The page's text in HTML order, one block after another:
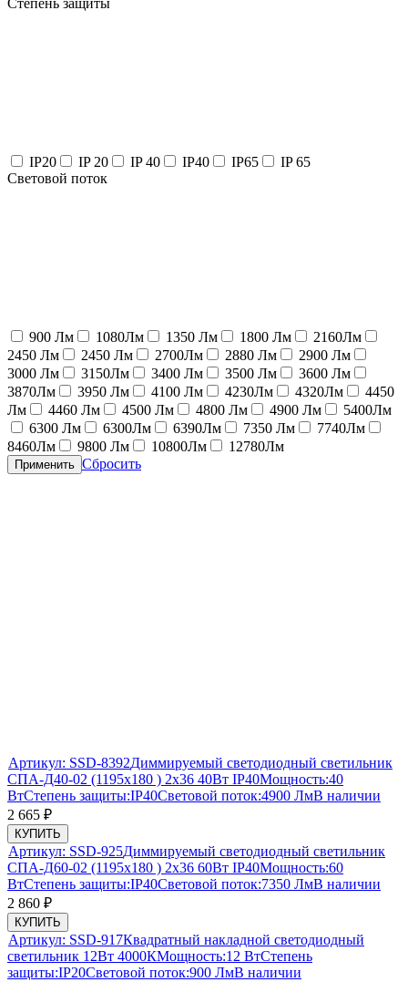
IP20 IP 20 IP 40 IP40 IP65
IP 65
Световой поток
900 Лм 1080Лм 1350 Лм 1800 Лм
2160Лм
2450 Лм
2450 Лм 2700Лм 2880 Лм
2900 Лм
3000 Лм
3150Лм 3400 Лм 3500 Лм
3600 Лм
3870Лм
3950 Лм 4100 Лм 4230Лм 4320Лм
4450
Лм
4460 Лм 4500 Лм 4800 Лм 4900 Лм
5400Лм
6300 Лм
6300Лм 6390Лм 7350 Лм
7740Лм
8460Лм
9800 Лм 10800Лм 12780Лм
Применить Сбросить
Артикул: SSD-8392Диммируемый светодиодный светильник
СПА-Д40-02 (1195х180 ) 2х36 40Вт IP40Мощность:40
ВтСтепень защиты:IP40Световой поток:4900 ЛмВ наличии
2 665 ₽
КУПИТЬ
Артикул: SSD-925Диммируемый светодиодный светильник
СПА-Д60-02 (1195х180 ) 2х36 60Вт IP40Мощность:60
ВтСтепень защиты:IP40Световой поток:7350 ЛмВ наличии
2 860 ₽
КУПИТЬ
Артикул: SSD-917Квадратный накладной светодиодный
светильник 12Вт 4000КМощность:12 ВтСтепень
защиты:IP20Световой поток:900 ЛмВ наличии